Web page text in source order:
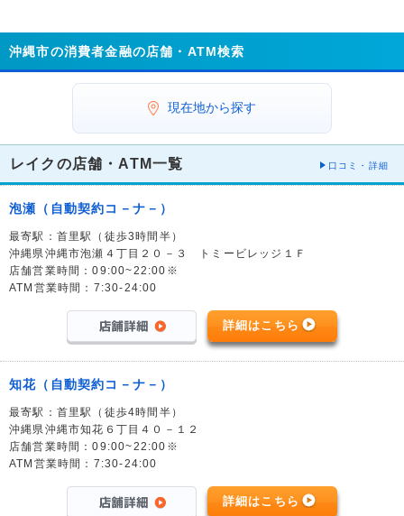
沖縄市の消費者金融の店舗・ATM検索
現在地から探す
レイクの店舗・ATM一覧 口コミ・詳細
泡瀬（自動契約コ－ナ－）
最寄駅：首里駅（徒歩3時間半）
沖縄県沖縄市泡瀬４丁目２０－３ トミービレッジ１Ｆ
店舗営業時間：09:00~22:00※
ATM営業時間：7:30-24:00
詳細はこちら
知花（自動契約コ－ナ－）
最寄駅：首里駅（徒歩4時間半）
沖縄県沖縄市知花６丁目４０－１２
店舗営業時間：09:00~22:00※
ATM営業時間：7:30-24:00
詳細はこちら